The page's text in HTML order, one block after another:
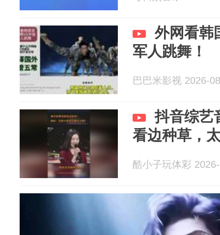
外网看韩
军人跳舞！
巴巴米影视 2026-
抖音综艺
看边种草，
酷小子玩体彩